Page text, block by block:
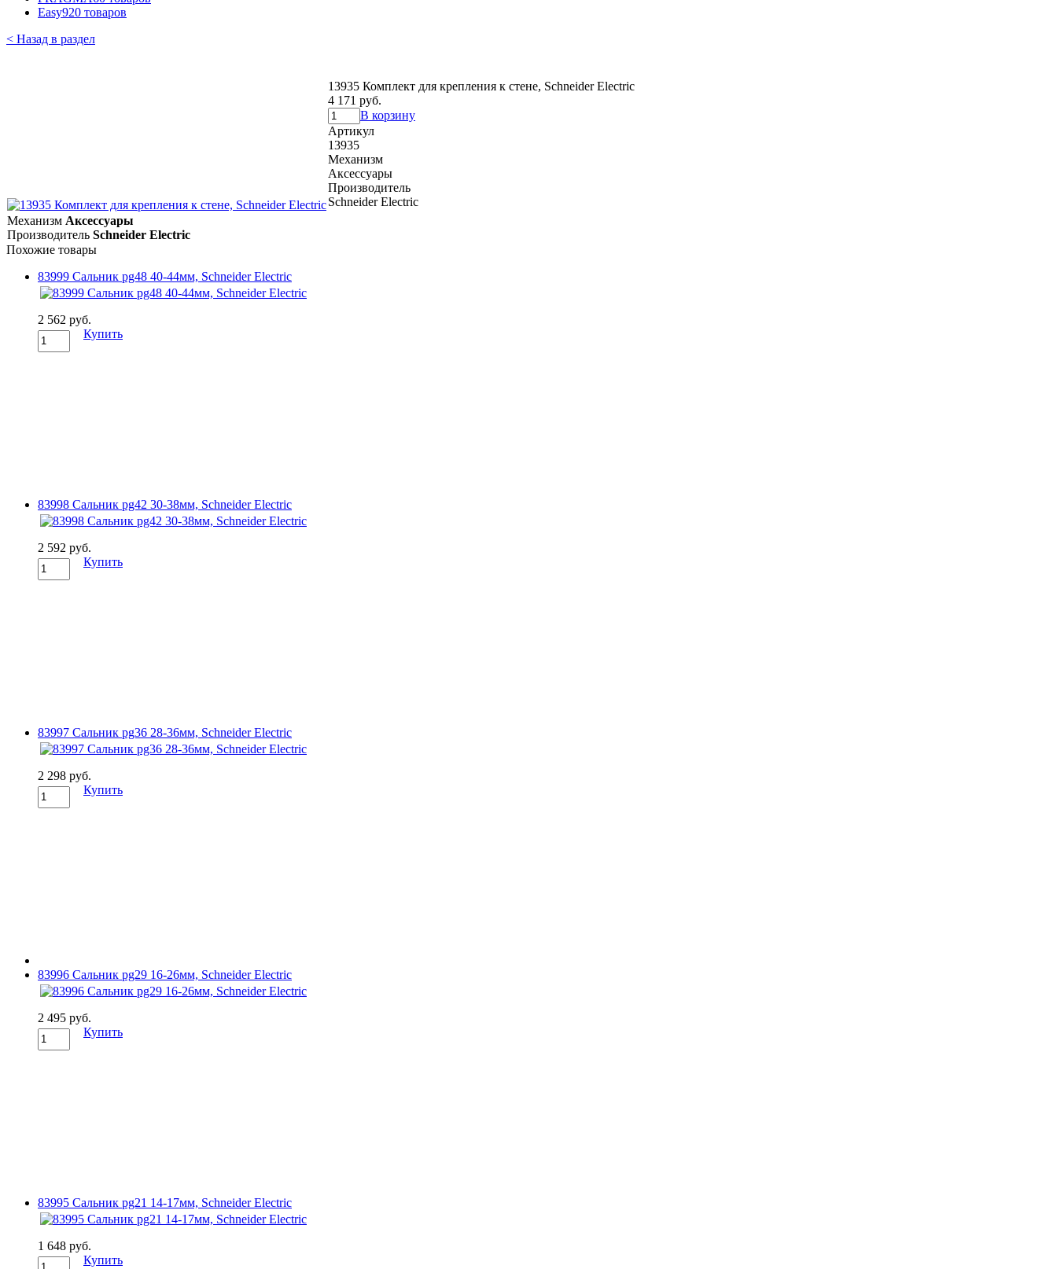
Easy920 товаров
< Назад в раздел
13935 Комплект для крепления к стене, Schneider Electric
4 171 руб.
В корзину
Артикул
13935
Механизм
Аксессуары
Производитель
Schneider Electric
Механизм Аксессуары
Производитель Schneider Electric
Похожие товары
83999 Сальник pg48 40-44мм, Schneider Electric
2 562 руб.
Купить
83998 Сальник pg42 30-38мм, Schneider Electric
2 592 руб.
Купить
83997 Сальник pg36 28-36мм, Schneider Electric
2 298 руб.
Купить
83996 Сальник pg29 16-26мм, Schneider Electric
2 495 руб.
Купить
83995 Сальник pg21 14-17мм, Schneider Electric
1 648 руб.
Купить